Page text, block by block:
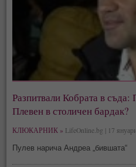
Разпитвали Кобрата в
Плевен в столичен бардак?
КЛЮКАРНИК » LifeOnline.bg | 17
Пулев нарича Андреа „бившата“